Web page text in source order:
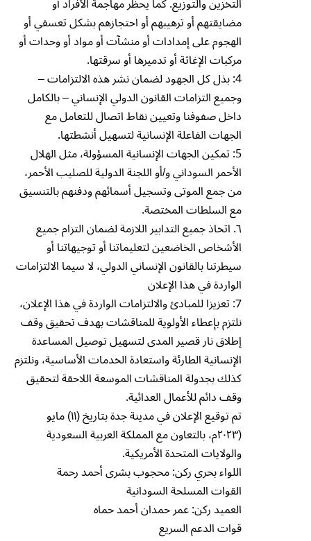
مضايقتهم أو ترهيبهم أو احتجازهم بشكل تعسفي أو
الهجوم على إمدادات أو منشآت أو مواد أو وحدات أو
مركبات الإغاثة أو تدميرها أو سرقتها.
4: بذل كل الجهود لضمان نشر هذه الالتزامات –
وجميع التزامات القانون الدولي الإنساني – بالكامل
داخل صفوفنا وتعيين نقاط اتصال للتعامل مع
الجهات الفاعلة الإنسانية لتسهيل أنشطتها.
5: تمكين الجهات الإنسانية المسؤولة، مثل الهلال
الأحمر السوداني و/أو اللجنة الدولية للصليب الأحمر،
من جمع الموتى وتسجيل أسمائهم ودفنهم بالتنسيق
مع السلطات المختصة.
٦. اتخاذ جميع التدابير اللازمة لضمان التزام جميع
الأشخاص الخاضعين لتعليماتنا أو توجيهاتنا أو
سيطرتنا بالقانون الإنساني الدولي، لا سيما الالتزامات
الواردة في هذا الإعلان
7: تعزيزا للمبادئ والالتزامات الواردة في هذا الإعلان،
نلتزم بإعطاء الأولوية للمناقشات بهدف تحقيق وقف
إطلاق نار قصير المدى لتسهيل توصيل المساعدة
الإنسانية الطارئة واستعادة الخدمات الأساسية، ونلتزم
كذلك بجدولة المناقشات الموسعة اللاحقة لتحقيق
وقف دائم للأعمال العدائية.
تم توقيع الإعلان في مدينة جدة بتاريخ (۱۱) مايو
(۲۰۲۳م، بالتعاون مع المملكة العربية السعودية
والولايات المتحدة الأمريكية.
اللواء بحري ركن: محجوب بشرى أحمد رحمة
القوات المسلحة السودانية
العميد ركن: عمر حمدان أحمد حماه
قوات الدعم السريع